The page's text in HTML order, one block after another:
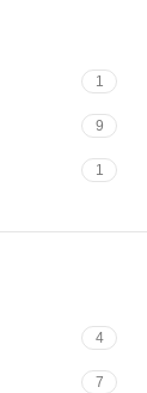
1
9
1
4
7